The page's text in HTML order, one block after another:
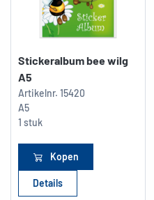
Stickeralbum bee wilg
A5
Artikelnr. 15420
A5
1 stuk
Kopen
Details